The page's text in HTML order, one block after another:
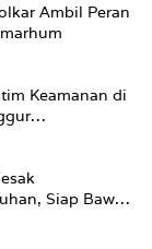
Ambil Peran
Keamanan di
Siap Bawa